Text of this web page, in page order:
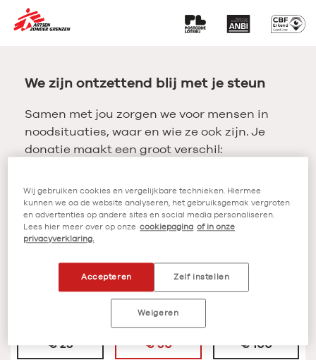
We zijn ontzettend blij met je steun
Samen met jou zorgen we voor mensen in
noodsituaties, waar en wie ze ook zijn. Je
donatie maakt een groot verschil:
Ja, ik help mee
Mijn steun maakt het verschil
Eenmalig Maandelijks
€ 25 € 50 € 100
Wij gebruiken cookies en vergelijkbare technieken. Hiermee
kunnen we oa de website analyseren, het gebruiksgemak vergroten
en advertenties op andere sites en social media personaliseren.
Lees hier meer over op onze cookiepagina of in onze
privacyverklaring.
Accepteren Zelf instellen
Weigeren